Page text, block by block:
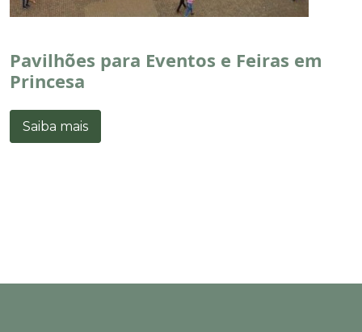
Pavilhões para Eventos e Feiras em
Princesa
Saiba mais